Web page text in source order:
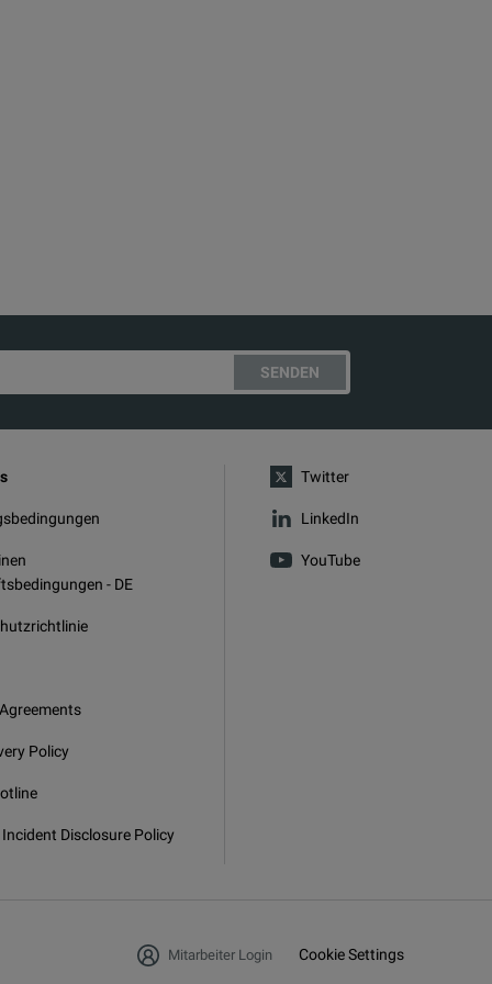
SENDEN
- DE
Policy
Disclosure Policy
Twitter
LinkedIn
YouTube
Mitarbeiter Login Cookie Settings